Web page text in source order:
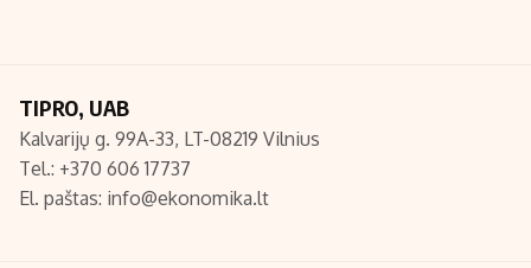
TIPRO, UAB
Kalvarijų g. 99A-33, LT-08219 Vilnius
Tel.: +370 606 17737
El. paštas: info@ekonomika.lt